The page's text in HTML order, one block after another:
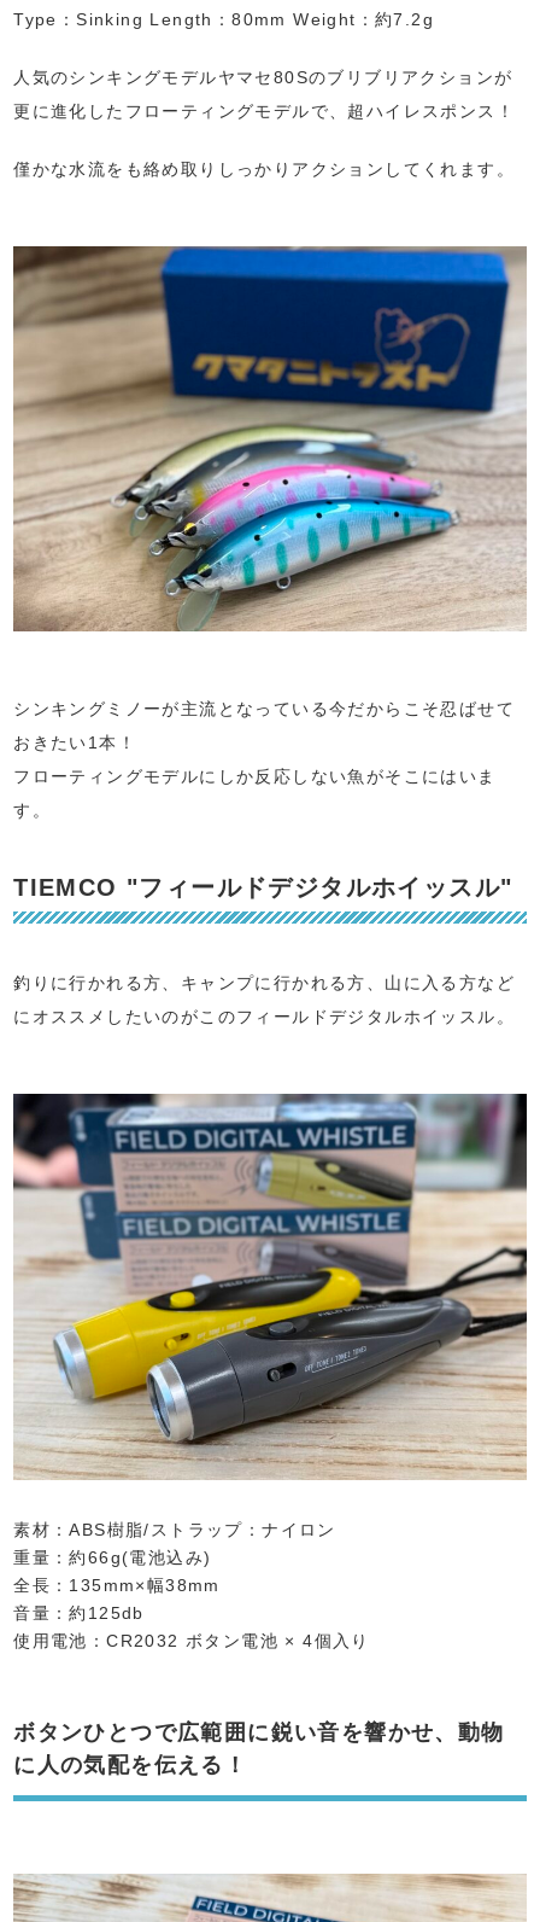
Type：Sinking Length：80mm Weight：約7.2g
人気のシンキングモデルヤマセ80Sのブリブリアクションが
更に進化したフローティングモデルで、超ハイレスポンス！
僅かな水流をも絡め取りしっかりアクションしてくれます。
シンキングミノーが主流となっている今だからこそ忍ばせて
おきたい1本！
フローティングモデルにしか反応しない魚がそこにはいま
す。
TIEMCO "フィールドデジタルホイッスル"
釣りに行かれる方、キャンプに行かれる方、山に入る方など
にオススメしたいのがこのフィールドデジタルホイッスル。
素材：ABS樹脂/ストラップ：ナイロン
重量：約66g(電池込み)
全長：135mm×幅38mm
音量：約125db
使用電池：CR2032 ボタン電池 × 4個入り
ボタンひとつで広範囲に鋭い音を響かせ、動物
に人の気配を伝える！